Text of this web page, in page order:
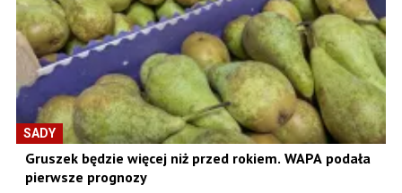
SADY
Gruszek będzie więcej niż przed rokiem. WAPA podała
pierwsze prognozy